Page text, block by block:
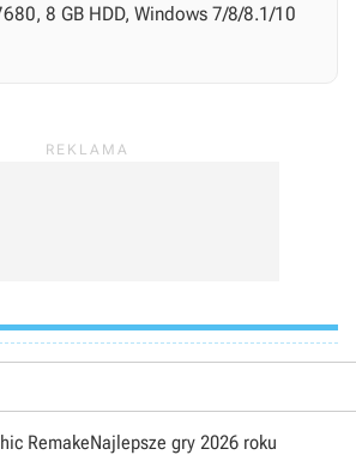
8 GB HDD, Windows 7/8/8.1/10
RemakeNajlepsze gry 2026 roku